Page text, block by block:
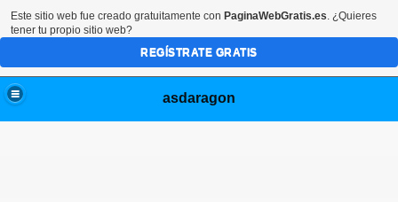
asdaragon
Este sitio web fue creado gratuitamente con PaginaWebGratis.es. ¿Quieres
tener tu propio sitio web?
REGÍSTRATE GRATIS